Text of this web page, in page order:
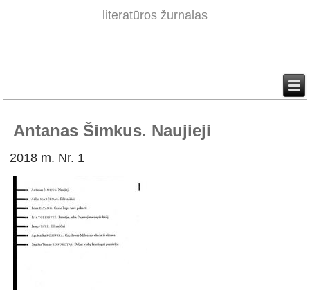
literatūros žurnalas
Antanas Šimkus. Naujieji
2018 m. Nr. 1